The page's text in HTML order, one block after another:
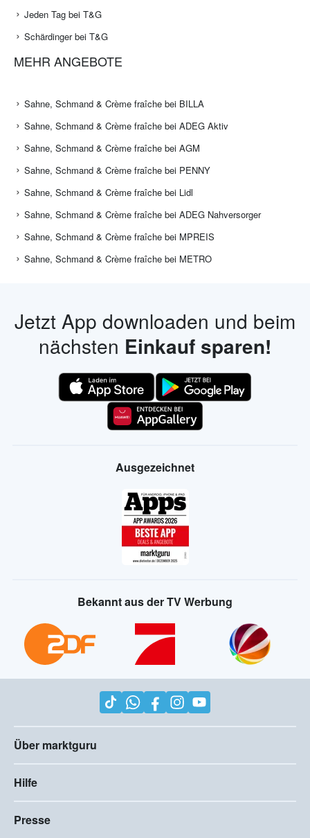
Jeden Tag bei T&G
Schärdinger bei T&G
MEHR ANGEBOTE
Sahne, Schmand & Crème fraîche bei BILLA
Sahne, Schmand & Crème fraîche bei ADEG Aktiv
Sahne, Schmand & Crème fraîche bei AGM
Sahne, Schmand & Crème fraîche bei PENNY
Sahne, Schmand & Crème fraîche bei Lidl
Sahne, Schmand & Crème fraîche bei ADEG Nahversorger
Sahne, Schmand & Crème fraîche bei MPREIS
Sahne, Schmand & Crème fraîche bei METRO
Jetzt App downloaden und beim
nächsten Einkauf sparen!
Ausgezeichnet
Bekannt aus der TV Werbung
Über marktguru
Hilfe
Presse